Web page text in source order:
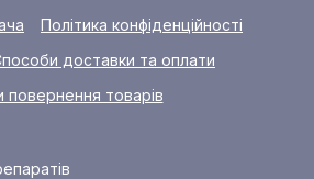
Політика конфіденційності
доставки та оплати
повернення товарів